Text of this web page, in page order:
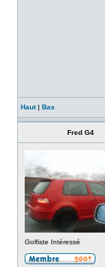
Haut| Bas
Fred G4
Golfiste Intéressé